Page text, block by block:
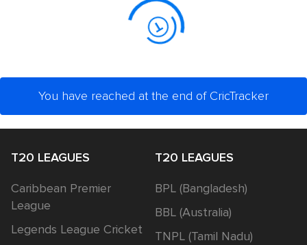
You have reached at the end of CricTracker
T20 LEAGUES
Caribbean Premier
League
Legends League Cricket
T20 LEAGUES
BPL (Bangladesh)
BBL (Australia)
TNPL (Tamil Nadu)